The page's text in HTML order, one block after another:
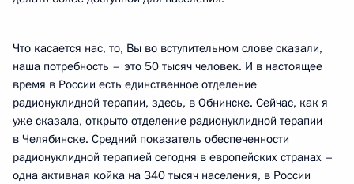
Что касается нас, то, Вы во вступительном слове сказали,
наша потребность – это 50 тысяч человек. И в настоящее
время в России есть единственное отделение
радионуклидной терапии, здесь, в Обнинске. Сейчас, как я
уже сказала, открыто отделение радионуклидной терапии
в Челябинске. Средний показатель обеспеченности
радионуклидной терапией сегодня в европейских странах –
одна активная койка на 340 тысяч населения, в России